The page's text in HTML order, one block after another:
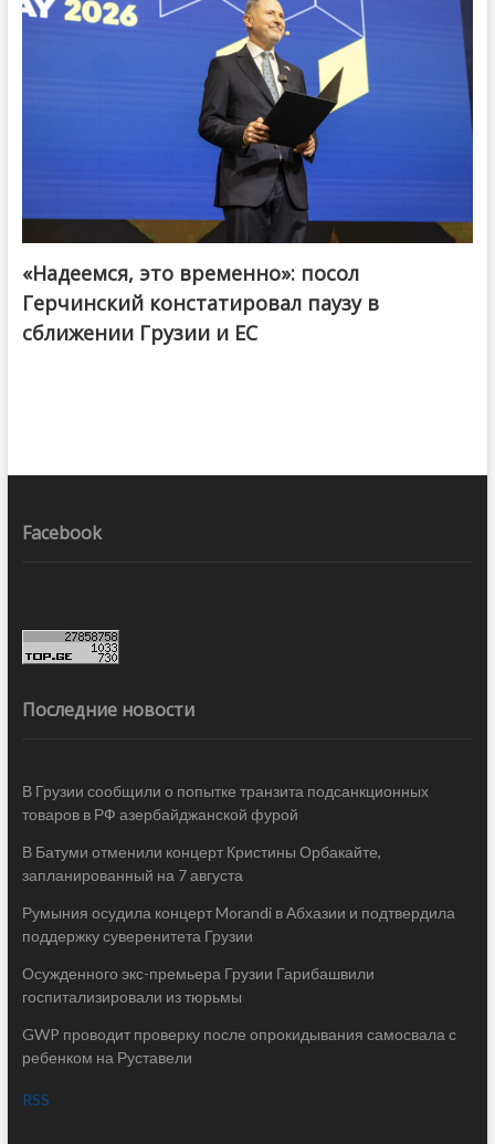
«Надеемся, это временно»: посол
Герчинский констатировал паузу в
сближении Грузии и ЕС
Facebook
Последние новости
В Грузии сообщили о попытке транзита подсанкционных
товаров в РФ азербайджанской фурой
В Батуми отменили концерт Кристины Орбакайте,
запланированный на 7 августа
Румыния осудила концерт Morandi в Абхазии и подтвердила
поддержку суверенитета Грузии
Осужденного экс-премьера Грузии Гарибашвили
госпитализировали из тюрьмы
GWP проводит проверку после опрокидывания самосвала с
ребенком на Руставели
RSS